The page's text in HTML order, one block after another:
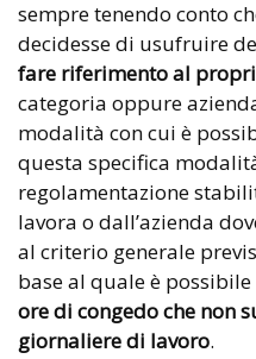
sempre tenendo conto
decidesse di usufruire
fare riferimento al
categoria oppure
modalità con cui è
questa specifica
regolamentazione
lavora o dall’azienda
al criterio generale
base al quale è
ore di congedo che non
giornaliere di lavoro.